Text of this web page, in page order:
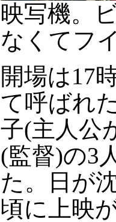
映写機。
なくてフ
開場は17
て呼ばれ
子(主人公
(監督)の3
た。日が
頃に上映